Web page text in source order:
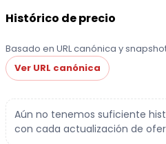
Histórico de precio
Basado en URL canónica y
Ver URL canónica
Aún no tenemos suficiente
con cada actualización de